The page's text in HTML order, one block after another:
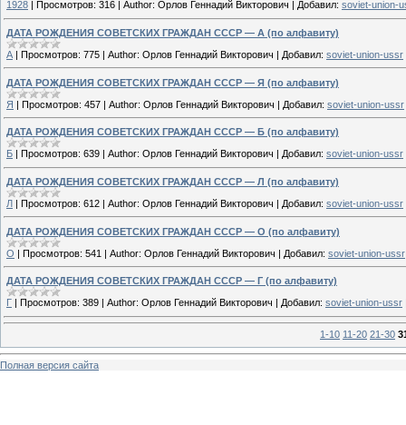
1928
Просмотров: 316 Author: Орлов Геннадий Викторович Добавил: soviet-union-
ДАТА РОЖДЕНИЯ СОВЕТСКИХ ГРАЖДАН СССР — А (по алфавиту)
А | Просмотров: 775 | Author: Орлов Геннадий Викторович | Добавил: soviet-union-ussr
ДАТА РОЖДЕНИЯ СОВЕТСКИХ ГРАЖДАН СССР — Я (по алфавиту)
Я | Просмотров: 457 | Author: Орлов Геннадий Викторович | Добавил: soviet-union-ussr
ДАТА РОЖДЕНИЯ СОВЕТСКИХ ГРАЖДАН СССР — Б (по алфавиту)
Б
Просмотров: 639 Author: Орлов Геннадий Викторович Добавил: soviet-union-ussr
ДАТА РОЖДЕНИЯ СОВЕТСКИХ ГРАЖДАН СССР — Л (по алфавиту)
Л | Просмотров: 612 | Author: Орлов Геннадий Викторович | Добавил: soviet-union-ussr
ДАТА РОЖДЕНИЯ СОВЕТСКИХ ГРАЖДАН СССР — О (по алфавиту)
О | Просмотров: 541 | Author: Орлов Геннадий Викторович | Добавил: soviet-union-ussr
ДАТА РОЖДЕНИЯ СОВЕТСКИХ ГРАЖДАН СССР — Г (по алфавиту)
Г | Просмотров: 389 | Author: Орлов Геннадий Викторович | Добавил: soviet-union-ussr
1-10 11-20 21-30
Полная версия сайта